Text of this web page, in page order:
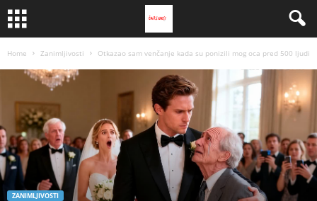
Home Zanimljivosti Otkazao sam venčanje kada su ponizili mog oca pred 500 ljudi
ZANIMLJIVOSTI